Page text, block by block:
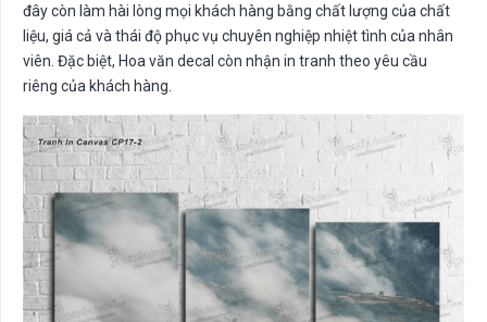
đây còn làm hài lòng mọi khách hàng bằng chất lượng của chất
liệu, giá cả và thái độ phục vụ chuyên nghiệp nhiệt tình của nhân
viên. Đặc biệt, Hoa văn decal còn nhận in tranh theo yêu cầu
riêng của khách hàng.